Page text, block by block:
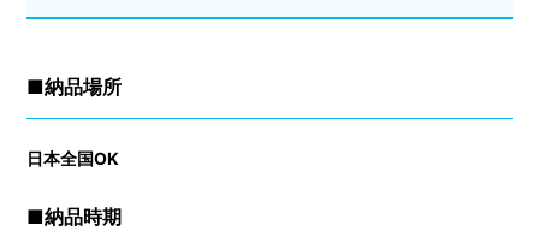
■納品場所
⽇本全国OK
■納品時期